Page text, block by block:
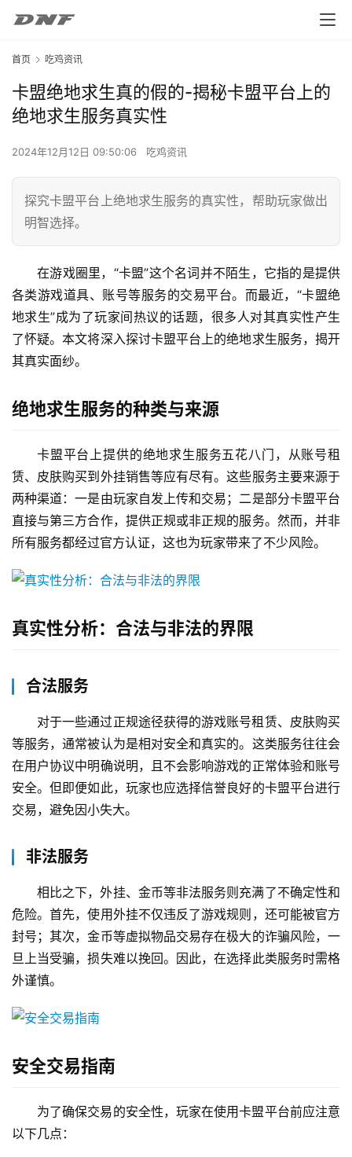
首页 吃鸡资讯
卡盟绝地求生真的假的-揭秘卡盟平台上的
绝地求生服务真实性
2024年12月12日 09:50:06 吃鸡资讯
探究卡盟平台上绝地求生服务的真实性，帮助玩家做出
明智选择。
在游戏圈里，“卡盟”这个名词并不陌生，它指的是提供
各类游戏道具、账号等服务的交易平台。而最近，“卡盟绝
地求生”成为了玩家间热议的话题，很多人对其真实性产生
了怀疑。本文将深入探讨卡盟平台上的绝地求生服务，揭开
其真实面纱。
绝地求生服务的种类与来源
卡盟平台上提供的绝地求生服务五花八门，从账号租
赁、皮肤购买到外挂销售等应有尽有。这些服务主要来源于
两种渠道：一是由玩家自发上传和交易；二是部分卡盟平台
直接与第三方合作，提供正规或非正规的服务。然而，并非
所有服务都经过官方认证，这也为玩家带来了不少风险。
真实性分析：合法与非法的界限
合法服务
对于一些通过正规途径获得的游戏账号租赁、皮肤购买
等服务，通常被认为是相对安全和真实的。这类服务往往会
在用户协议中明确说明，且不会影响游戏的正常体验和账号
安全。但即便如此，玩家也应选择信誉良好的卡盟平台进行
交易，避免因小失大。
非法服务
相比之下，外挂、金币等非法服务则充满了不确定性和
危险。首先，使用外挂不仅违反了游戏规则，还可能被官方
封号；其次，金币等虚拟物品交易存在极大的诈骗风险，一
旦上当受骗，损失难以挽回。因此，在选择此类服务时需格
外谨慎。
安全交易指南
为了确保交易的安全性，玩家在使用卡盟平台前应注意
以下几点：